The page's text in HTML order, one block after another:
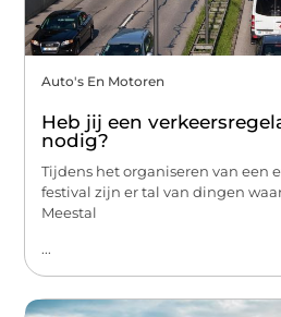
Auto's En Motoren
Heb jij een
nodig?
Tijdens het organiseren van een
festival zijn er tal van dingen
Meestal
...